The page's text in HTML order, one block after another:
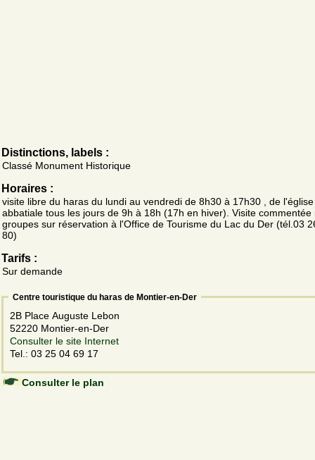
Distinctions, labels :
Classé Monument Historique
Horaires :
visite libre du haras du lundi au vendredi de 8h30 à 17h30 , de l'église
abbatiale tous les jours de 9h à 18h (17h en hiver). Visite commentée
groupes sur réservation à l'Office de Tourisme du Lac du Der (tél.03
80)
Tarifs :
Sur demande
Centre touristique du haras de Montier-en-Der
2B Place Auguste Lebon
52220 Montier-en-Der
Consulter le site Internet
Tel.: 03 25 04 69 17
Consulter le plan